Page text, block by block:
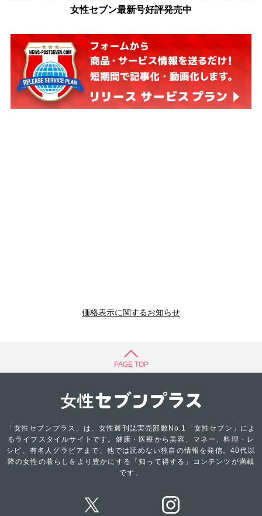
女性セブン最新号好評発売中
価格表示に関するお知らせ
PAGE TOP
「女性セブンプラス」は、女性週刊誌実売部数No.1「女性セブン」によ
るライフスタイルサイトです。健康・医療から美容、マネー、料理・レ
シピ、有名人グラビアまで、他では読めない独自の情報を発信。40代以
降の女性の暮らしをより豊かにする「知って得する」コンテンツが満載
です。